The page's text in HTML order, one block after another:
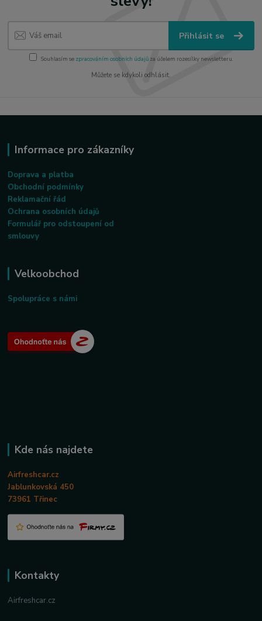
Přihlásit se
Souhlasím se zpracováním osobních údajůza účelem rozesílky newsletteru.
Můžete se kdykoli odhlásit.
Informace pro zákazníky
Doprava a platba
Obchodní podmínky
Reklamační řád
Ochrana osobních údajů
Formulář pro odstoupení od
smlouvy
Velkoobchod
Spolupráce s námi
Kde nás najdete
Airfreshcar.cz
Jablunkovská 450
73961 Třinec
Kontakty
Airfreshcar.cz